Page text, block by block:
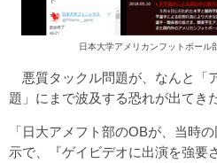
日本大学アメリカンフットボール
悪質タックル問題が、なんと「
題」にまで波及する恐れが出てきた
「日大アメフト部のOBが、当時
示で、『ゲイビデオに出演を強要